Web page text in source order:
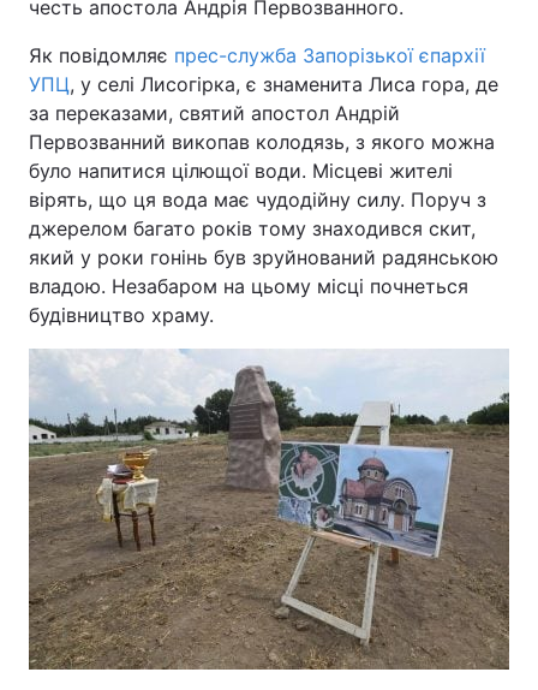
Україна Політика
Економіка
Спорт Наука
Техно і зв'язок Лайт
Зброя Інциденти
Здоров'я Туризм
Екологія Регіони
Лонгріди
Відео з Youtube Статті
Інтерв'ю Думки
Архів Вакансії
Контакти
честь апостола Андрія Первозванного.
Як повідомляє прес-служба Запорізької єпархії
УПЦ, у селі Лисогірка, є знаменита Лиса гора, де
за переказами, святий апостол Андрій
Первозванний викопав колодязь, з якого можна
було напитися цілющої води. Місцеві жителі
вірять, що ця вода має чудодійну силу. Поруч з
джерелом багато років тому знаходився скит,
який у роки гонінь був зруйнований радянською
владою. Незабаром на цьому місці почнеться
будівництво храму.